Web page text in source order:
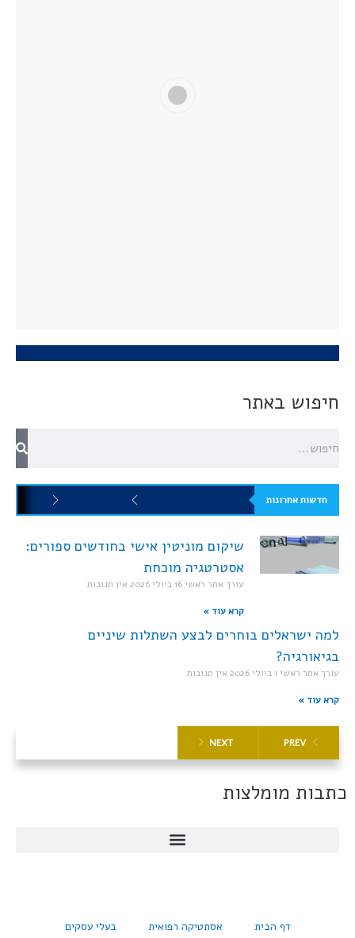
חיפוש באתר
חדשות אחרונות
שיקום מוניטין אישי בחודשים ספורים:
אסטרטגיה מוכחת
עורך אתר ראשי16 ביולי 2026 אין תגובות
קרא עוד »
למה ישראלים בוחרים לבצע השתלות שיניים
בגיאורגיה?
עורך אתר ראשי1 ביולי 2026 אין תגובות
קרא עוד »
PREV
NEXT
כתבות מומלצות
דף הבית אסתטיקה רפואית בעלי עסקים